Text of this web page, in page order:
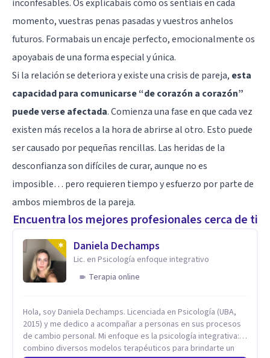
inconfesables. Os explicabais cómo os sentíais en cada
momento, vuestras penas pasadas y vuestros anhelos
futuros. Formabais un encaje perfecto, emocionalmente os
apoyabais de una forma especial y única.
Si la relación se deteriora y existe una crisis de pareja, esta
capacidad para comunicarse “de corazón a corazón”
puede verse afectada. Comienza una fase en que cada vez
existen más recelos a la hora de abrirse al otro. Esto puede
ser causado por pequeñas rencillas. Las heridas de la
desconfianza son difíciles de curar, aunque no es
imposible… pero requieren tiempo y esfuerzo por parte de
ambos miembros de la pareja.
Encuentra los mejores profesionales cerca de ti
Daniela Dechamps
Lic. en Psicología enfoque integrativo
Terapia online
Hola, soy Daniela Dechamps. Licenciada en Psicología (UBA,
2015) y me dedico a acompañar a personas en sus procesos
de cambio personal. Mi enfoque es la psicología integrativa:
combino diversos modelos terapéuticos para brindarte un